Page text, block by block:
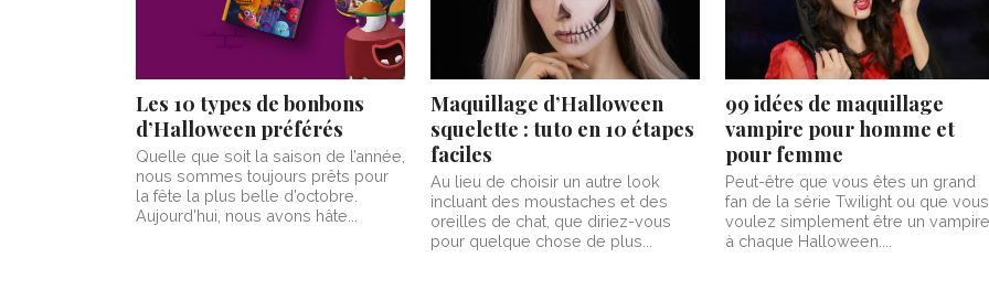
Les 10 types de bonbons
d’Halloween préférés
Quelle que soit la saison de l’année,
nous sommes toujours prêts pour
la fête la plus belle d’octobre.
Aujourd’hui, nous avons hâte...
Maquillage d’Halloween
squelette : tuto en 10 étapes
faciles
Au lieu de choisir un autre look
incluant des moustaches et des
oreilles de chat, que diriez-vous
pour quelque chose de plus...
99 idées de maquillage
vampire pour homme et
pour femme
Peut-être que vous êtes un grand
fan de la série Twilight ou que vous
voulez simplement être un vampire
à chaque Halloween....